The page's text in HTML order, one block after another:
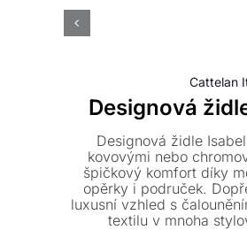
Cattelan
Designová
Designová židle
kovovými nebo
špičkový komfort díky
opěrky i područek.
luxusní vzhled s
textilu v mnoha